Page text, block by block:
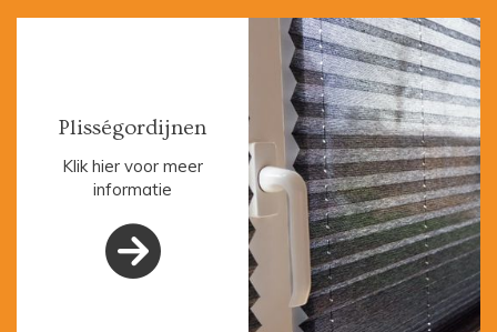
Plisségordijnen
Klik hier voor meer
informatie
